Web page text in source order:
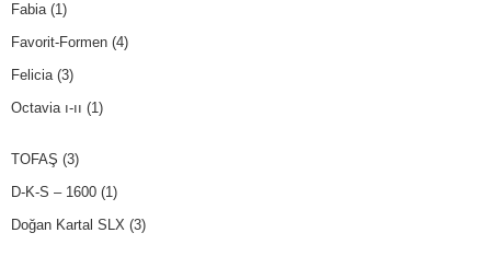
Fabia(1)
Favorit-Formen (4)
Felicia(3)
Octavia ı-ıı (1)
TOFAŞ (3)
D-K-S – 1600 (1)
Doğan Kartal SLX (3)